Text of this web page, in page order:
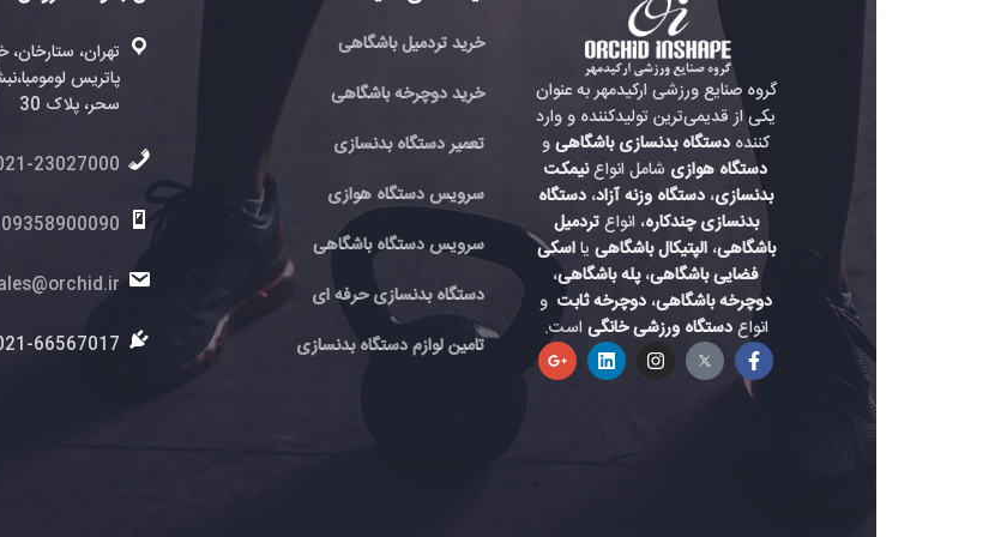
گروه صنایع ورزشی ارکیدمهر به عنوان
یکی از قدیمی‌ترین تولیدکننده و وارد
دستگاه بدنسازی باشگاهیو
شامل انواعنیمکت
دستگاه وزنه آزاد،دستگاه
بدنسازی چندکاره
، انواعتردمیل
باشگاهی
الپتیکال باشگاهییااسکی
فضایی باشگاهی
پله باشگاهی،
دوچرخه باشگاهی
،دوچرخه ثابتو
انواعدستگاه ورزشی خانگیاست.
خرید تردمیل باشگاهی
خرید دوچرخه باشگاهی
تعمیر دستگاه بدنسازی
سرویس دستگاه هوازی
سرویس دستگاه باشگاهی
دستگاه بدنسازی حرفه ای
تامین لوازم دستگاه بدنسازی
تهران، ستارخان، خیابان
پاتریس لومومبا،نبش کوچه
021-23027000
09358900090
sales@orchid.ir
021-66567017